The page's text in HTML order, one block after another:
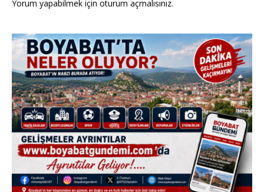
Yorum yapabilmek için oturum açmalısınız.